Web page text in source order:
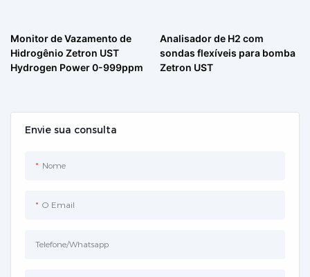
Envie sua consulta
Nome
O Email
Telefone/whatsapp
Monitor de Vazamento de
Hidrogênio Zetron UST
Hydrogen Power 0-999ppm
Analisador de H2 com
sondas flexíveis para bomba
Zetron UST